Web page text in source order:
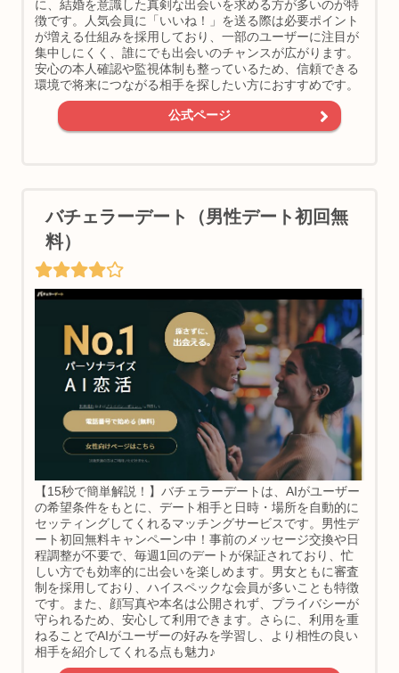
に、結婚を意識した真剣な出会いを求める方が多いのが特
徴です。人気会員に「いいね！」を送る際は必要ポイント
が増える仕組みを採用しており、一部のユーザーに注目が
集中しにくく、誰にでも出会いのチャンスが広がります。
安心の本人確認や監視体制も整っているため、信頼できる
環境で将来につながる相手を探したい方におすすめです。
公式ページ
バチェラーデート（男性デート初回無
料）
【15秒で簡単解説！】バチェラーデートは、AIがユーザー
の希望条件をもとに、デート相手と日時・場所を自動的に
セッティングしてくれるマッチングサービスです。男性デ
ート初回無料キャンペーン中！事前のメッセージ交換や日
程調整が不要で、毎週1回のデートが保証されており、忙
しい方でも効率的に出会いを楽しめます。男女ともに審査
制を採用しており、ハイスペックな会員が多いことも特徴
です。また、顔写真や本名は公開されず、プライバシーが
守られるため、安心して利用できます。さらに、利用を重
ねることでAIがユーザーの好みを学習し、より相性の良い
相手を紹介してくれる点も魅力♪